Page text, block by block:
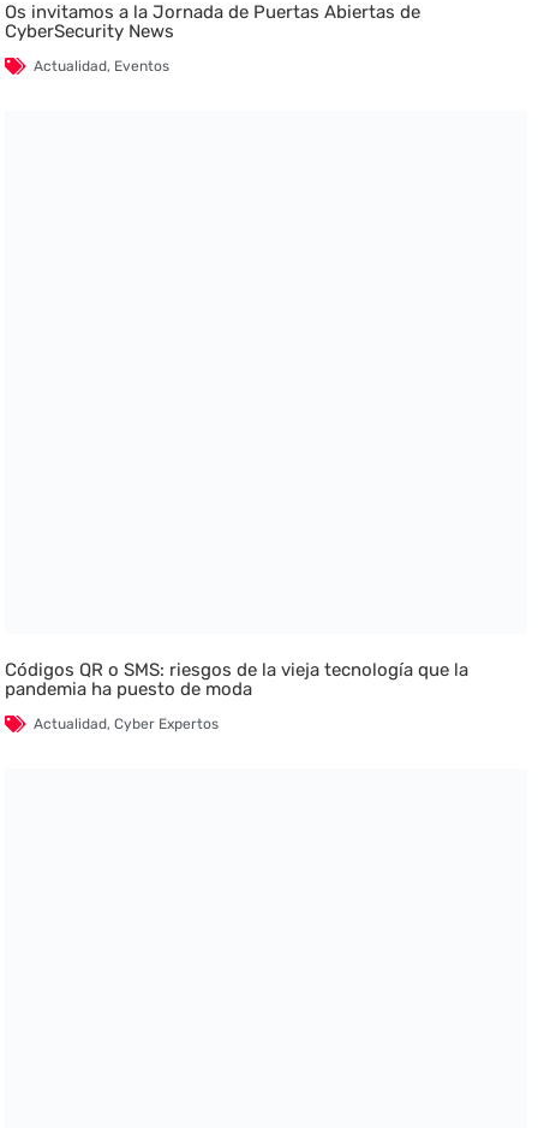
Os invitamos a la Jornada de Puertas Abiertas de
CyberSecurity News
Actualidad, Eventos
Códigos QR o SMS: riesgos de la vieja tecnología que la
pandemia ha puesto de moda
Actualidad,Cyber Expertos